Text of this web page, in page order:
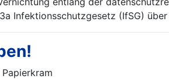
Infektionsschutzgesetz (IfSG)